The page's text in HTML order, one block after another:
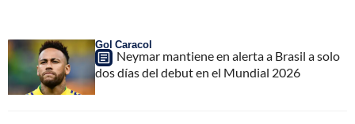
Gol Caracol
Neymar mantiene en alerta a Brasil a solo
dos días del debut en el Mundial 2026